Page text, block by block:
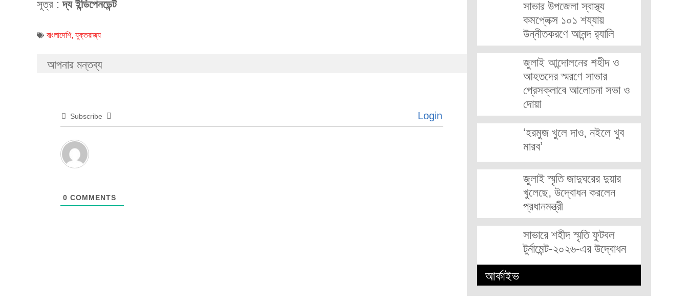
সূত্র :দ্য ইন্ডিপেনডেন্ট
বাংলাদেশি, যুক্তরাজ্য
আপনার মন্তব্য
Subscribe Login
0 COMMENTS
সাভার উপজেলা স্বাস্থ্য
কমপ্লেক্স ১০১ শয্যায়
উন্নীতকরণে আনন্দ র‍্যালি
জুলাই আন্দোলনের শহীদ ও
আহতদের স্মরণে সাভার
প্রেসক্লাবে আলোচনা সভা ও
দোয়া
‘হরমুজ খুলে দাও, নইলে খুব
মারব’
জুলাই স্মৃতি জাদুঘরের দুয়ার
খুলেছে, উদ্বোধন করলেন
প্রধানমন্ত্রী
সাভারে শহীদ স্মৃতি ফুটবল
টুর্নামেন্ট-২০২৬-এর উদ্বোধন
আর্কাইভ